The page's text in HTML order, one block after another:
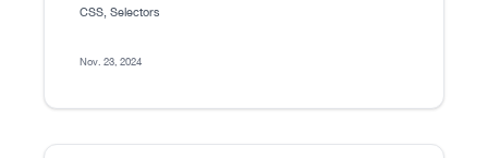
CSS, Selectors
Nov. 23, 2024